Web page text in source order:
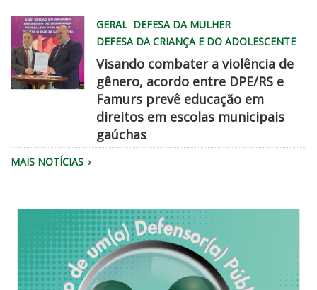
WhatsApp
Image
2026
08
06
22
chegadisso
GERAL DEFESA DA MULHER
DEFESA DA CRIANÇA E DO ADOLESCENTE
Visando combater a violência de
gênero, acordo entre DPE/RS e
Famurs prevê educação em
direitos em escolas municipais
gaúchas
MAIS NOTÍCIAS